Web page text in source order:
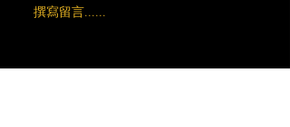
撰寫留言......